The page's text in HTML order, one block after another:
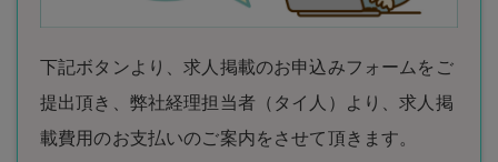
下記ボタンより、求人掲載のお申込みフォームをご
提出頂き、弊社経理担当者（タイ人）より、求人掲
載費用のお支払いのご案内をさせて頂きます。